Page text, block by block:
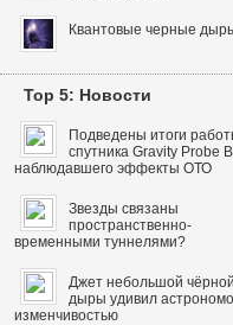
Квантовые черные
Top 5: Новости
Подведены итоги
спутника Gravity Probe
наблюдавшего эффекты ОТО
Звезды связаны
пространственно-
временными туннелями?
Джет небольшой чёрной
дыры удивил
изменчивостью